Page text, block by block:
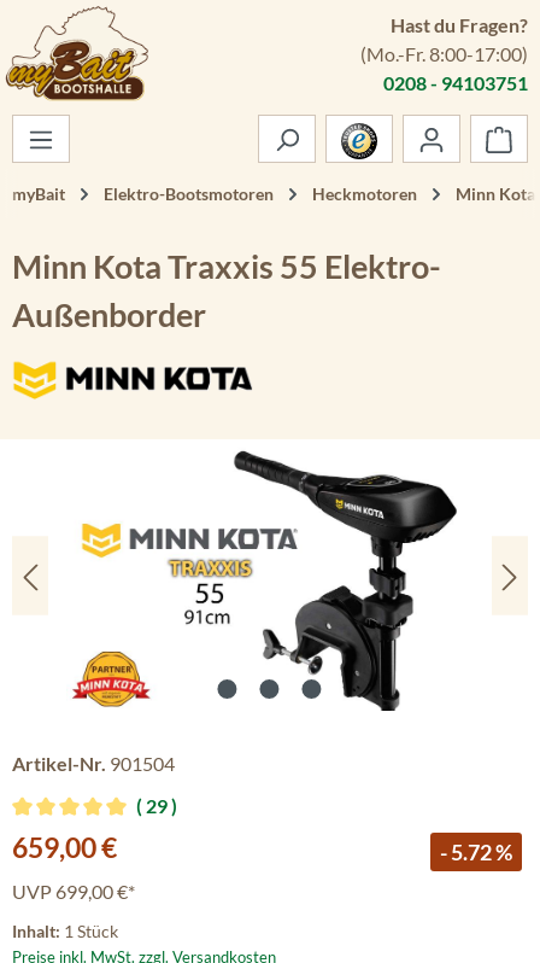
Zum Hauptinhalt springen
Hast du Fragen?
(Mo.-Fr. 8:00-17:00)
0208 - 94103751
myBait Elektro-Bootsmotoren Heckmotoren Minn Kota
Minn Kota Traxxis 55 Elektro-
Außenborder
Bildergalerie überspringen
Artikel-Nr. 901504
Durchschnittliche Bewertung von 5 von 5 Sternen
29
Verkaufspreis:
659,00 € - 5.72 %
UVP 699,00 €*
Inhalt: 1 Stück
Preise inkl. MwSt. zzgl. Versandkosten